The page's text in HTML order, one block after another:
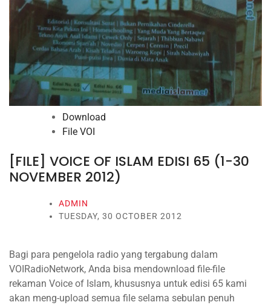
Download
File VOI
[FILE] VOICE OF ISLAM EDISI 65 (1-30
NOVEMBER 2012)
ADMIN
TUESDAY, 30 OCTOBER 2012
Bagi para pengelola radio yang tergabung dalam
VOIRadioNetwork, Anda bisa mendownload file-file
rekaman Voice of Islam, khususnya untuk edisi 65 kami
akan meng-upload semua file selama sebulan penuh